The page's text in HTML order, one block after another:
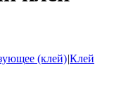
(клей)|Клей